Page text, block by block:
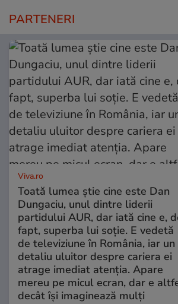
PARTENERI
Viva.ro
Toată lumea știe cine este Dan
Dungaciu, unul dintre liderii
partidului AUR, dar iată cine e,
fapt, superba lui soție. E vedetă
de televiziune în România, iar un
detaliu uluitor despre cariera ei
atrage imediat atenția. Apare
mereu pe micul ecran, dar e
decât își imaginează mulți